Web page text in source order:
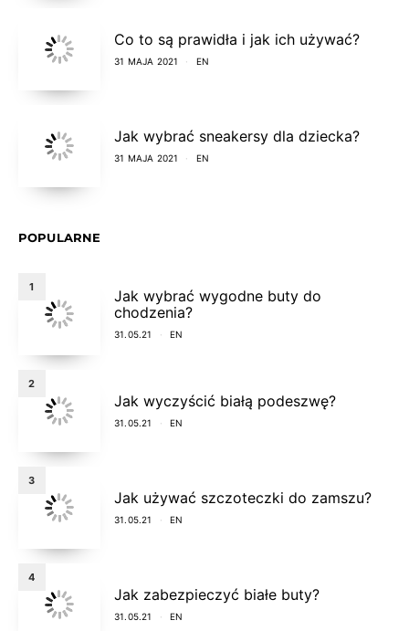
Co to są prawidła i jak ich używać?
31 MAJA 2021 EN
Jak wybrać sneakersy dla dziecka?
31 MAJA 2021 EN
POPULARNE
1
Jak wybrać wygodne buty do
chodzenia?
31.05.21 EN
2
Jak wyczyścić białą podeszwę?
31.05.21 EN
3
Jak używać szczoteczki do zamszu?
31.05.21 EN
4
Jak zabezpieczyć białe buty?
31.05.21 EN